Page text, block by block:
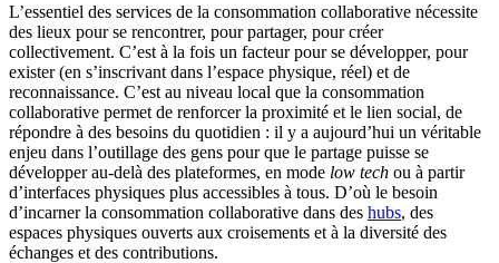
L’essentiel des services de la consommation collaborative nécessite
des lieux pour se rencontrer, pour partager, pour créer
collectivement. C’est à la fois un facteur pour se développer, pour
exister (en s’inscrivant dans l’espace physique, réel) et de
reconnaissance. C’est au niveau local que la consommation
collaborative permet de renforcer la proximité et le lien social, de
répondre à des besoins du quotidien : il y a aujourd’hui un véritable
enjeu dans l’outillage des gens pour que le partage puisse se
développer au-delà des plateformes, en mode low tech ou à partir
d’interfaces physiques plus accessibles à tous. D’où le besoin
d’incarner la consommation collaborative dans des hubs, des
espaces physiques ouverts aux croisements et à la diversité des
échanges et des contributions.